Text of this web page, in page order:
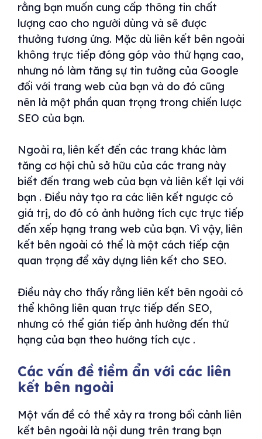
rằng bạn muốn cung cấp thông tin chất
lượng cao cho người dùng và sẽ được
thưởng tương ứng. Mặc dù liên kết bên ngoài
không trực tiếp đóng góp vào thứ hạng cao,
nhưng nó làm tăng sự tin tưởng của Google
đối với trang web của bạn và do đó cũng
nên là một phần quan trọng trong chiến lược
SEO của bạn.
Ngoài ra, liên kết đến các trang khác làm
tăng cơ hội chủ sở hữu của các trang này
biết đến trang web của bạn và liên kết lại với
bạn . Điều này tạo ra các liên kết ngược có
giá trị, do đó có ảnh hưởng tích cực trực tiếp
đến xếp hạng trang web của bạn. Vì vậy, liên
kết bên ngoài có thể là một cách tiếp cận
quan trọng để xây dựng liên kết cho SEO.
Điều này cho thấy rằng liên kết bên ngoài có
thể không liên quan trực tiếp đến SEO,
nhưng có thể gián tiếp ảnh hưởng đến thứ
hạng của bạn theo hướng tích cực .
Các vấn đề tiềm ẩn với các liên
kết bên ngoài
Một vấn đề có thể xảy ra trong bối cảnh liên
kết bên ngoài là nội dung trên trang bạn